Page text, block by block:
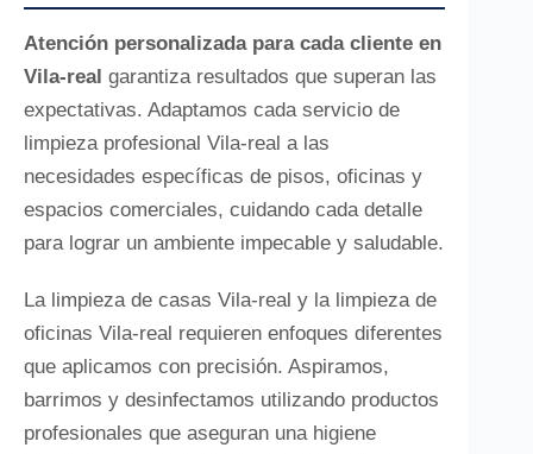
Atención personalizada para cada cliente en
Vila-real garantiza resultados que superan las
expectativas. Adaptamos cada servicio de
limpieza profesional Vila-real a las
necesidades específicas de pisos, oficinas y
espacios comerciales, cuidando cada detalle
para lograr un ambiente impecable y saludable.
La limpieza de casas Vila-real y la limpieza de
oficinas Vila-real requieren enfoques diferentes
que aplicamos con precisión. Aspiramos,
barrimos y desinfectamos utilizando productos
profesionales que aseguran una higiene